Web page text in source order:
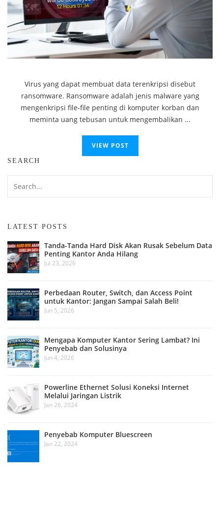
Virus yang dapat membuat data terenkripsi disebut
ransomware. Ransomware adalah jenis malware yang
mengenkripsi file-file penting di komputer korban dan
meminta uang tebusan untuk mengembalikan ...
VIEW POST
SEARCH
LATEST POSTS
Tanda-Tanda Hard Disk Akan Rusak Sebelum Data
Penting Kantor Anda Hilang
Jul 23, 2026
Perbedaan Router, Switch, dan Access Point
untuk Kantor: Jangan Sampai Salah Beli!
Jun 5, 2026
Mengapa Komputer Kantor Sering Lambat? Ini
Penyebab dan Solusinya
Jun 4, 2026
Powerline Ethernet Solusi Koneksi Internet
Melalui Jaringan Listrik
Jan 26, 2024
Penyebab Komputer Bluescreen
Jan 22, 2024